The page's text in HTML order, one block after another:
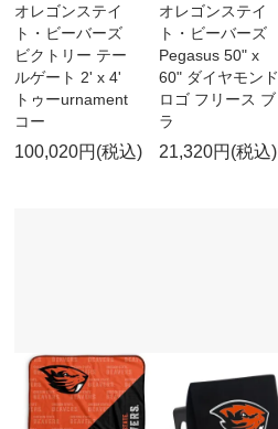
オレゴンステイ
ト・ビーバーズ
ビクトリー テー
ルゲート 2' x 4'
トゥーurnament
コー
100,020円(税込)
オレゴンステイ
ト・ビーバーズ
Pegasus 50" x
60" ダイヤモンド
ロゴ フリース ブ
ラ
21,320円(税込)